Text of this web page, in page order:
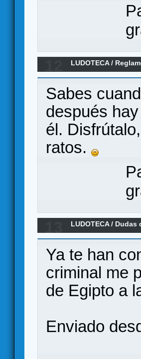
LUDOTECA/
Sabes
después
él.
ratos.
LUDOTECA/ Dudas
Ya te han
criminal me
de Egipto a
Enviado